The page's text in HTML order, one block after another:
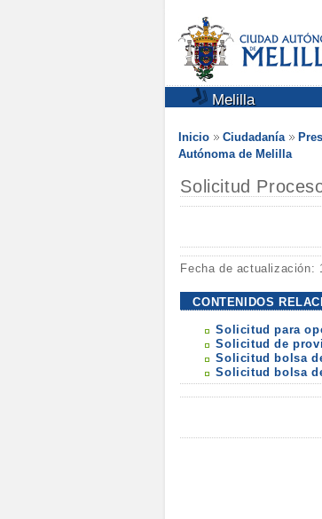
Melilla
Inicio Ciudadanía
Autónoma de Melilla
Solicitud
Fecha de actualización:
CONTENIDOS
Solicitud para
Solicitud de
Solicitud bolsa
Solicitud bolsa